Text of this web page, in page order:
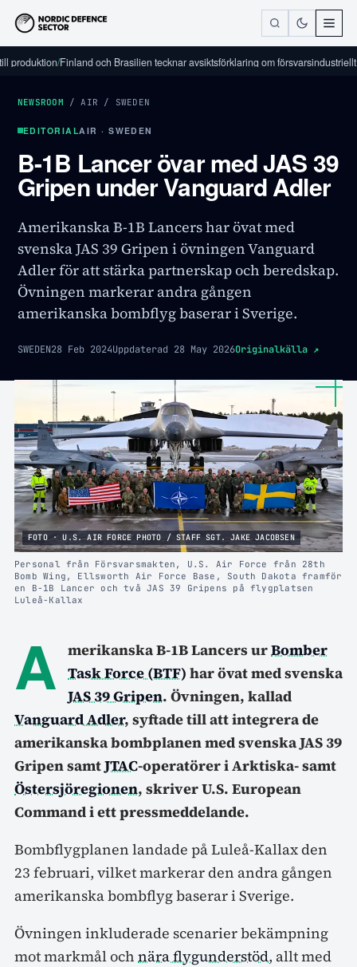
/Finland och Brasilien tecknar avsiktsförklaring om försvarsindustriellt
NEWSROOM / AIR / SWEDEN
EDITORIALAIR · SWEDEN
B-1B Lancer övar med JAS 39
Gripen under Vanguard Adler
Amerikanska B-1B Lancers har övat med
svenska JAS 39 Gripen i övningen Vanguard
Adler för att stärka partnerskap och beredskap.
Övningen markerar andra gången
amerikanska bombflyg baserar i Sverige.
SWEDEN28 Feb 2024Uppdaterad 28 May 2026Originalkälla ↗
FOTO · U.S. AIR FORCE PHOTO / STAFF SGT. JAKE JACOBSEN
Personal från Försvarsmakten, U.S. Air Force från 28th
Bomb Wing, Ellsworth Air Force Base, South Dakota framför
en B-1B Lancer och två JAS 39 Gripens på flygplatsen
Luleå-Kallax
A merikanska B-1B Lancers urBomber
Task Force (BTF) har övat med svenska
JAS 39 Gripen. Övningen, kallad
Vanguard Adler, syftade till att integrera de
amerikanska bombplanen med svenska JAS 39
Gripen samtJTAC-operatörer i Arktiska- samt
Östersjöregionen, skriver U.S. European
Command i ett pressmeddelande.
Bombflygplanen landade på Luleå-Kallax den
23 februari, vilket markerar den andra gången
amerikanska bombflyg baserar i Sverige.
Övningen inkluderade scenarier bekämpning
mot markmål och nära flygunderstöd, allt med